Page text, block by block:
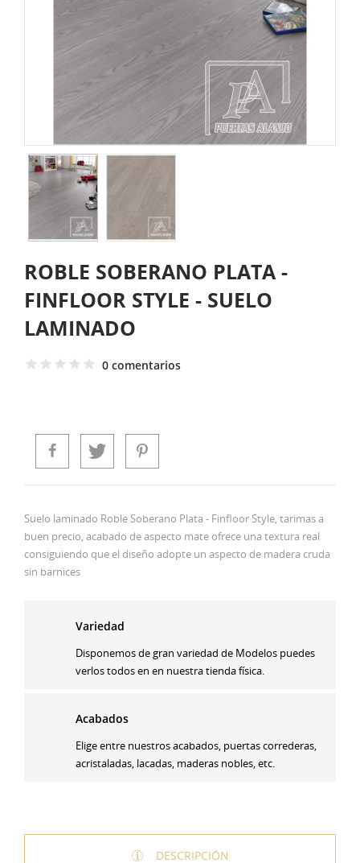
ROBLE SOBERANO PLATA -
FINFLOOR STYLE - SUELO
LAMINADO
0 comentarios
Suelo laminado Roble Soberano Plata - Finfloor Style, tarimas a
buen precio, acabado de aspecto mate ofrece una textura real
consiguiendo que el diseño adopte un aspecto de madera cruda
sin barnices
Variedad
Disponemos de gran variedad de Modelos puedes
verlos todos en en nuestra tienda física.
Acabados
Elige entre nuestros acabados, puertas correderas,
acristaladas, lacadas, maderas nobles, etc.
DESCRIPCIÓN